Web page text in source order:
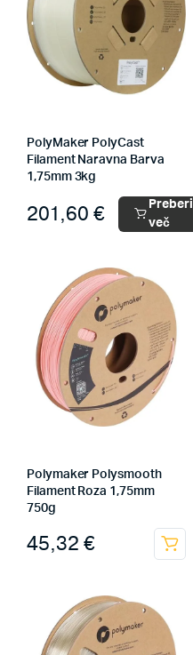
PolyMaker PolyCast
Filament Naravna Barva
1,75mm 3kg
201,60 €
Preberi
več
Polymaker Polysmooth
Filament Roza 1,75mm
750g
45,32 €